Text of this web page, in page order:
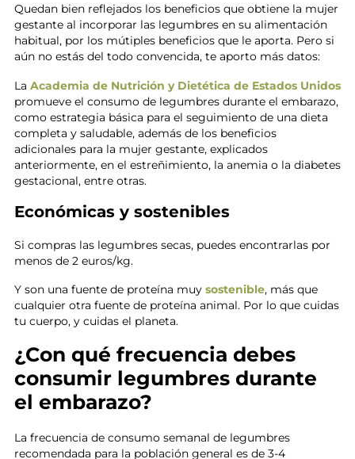
Quedan bien reflejados los beneficios que obtiene la mujer
gestante al incorporar las legumbres en su alimentación
habitual, por los mútiples beneficios que le aporta. Pero si
aún no estás del todo convencida, te aporto más datos:
La Academia de Nutrición y Dietética de Estados Unidos
promueve el consumo de legumbres durante el embarazo,
como estrategia básica para el seguimiento de una dieta
completa y saludable, además de los beneficios
adicionales para la mujer gestante, explicados
anteriormente, en el estreñimiento, la anemia o la diabetes
gestacional, entre otras.
Económicas y sostenibles
Si compras las legumbres secas, puedes encontrarlas por
menos de 2 euros/kg.
Y son una fuente de proteína muy sostenible, más que
cualquier otra fuente de proteína animal. Por lo que cuidas
tu cuerpo, y cuidas el planeta.
¿Con qué frecuencia debes
consumir legumbres durante
el embarazo?
La frecuencia de consumo semanal de legumbres
recomendada para la población general es de 3-4